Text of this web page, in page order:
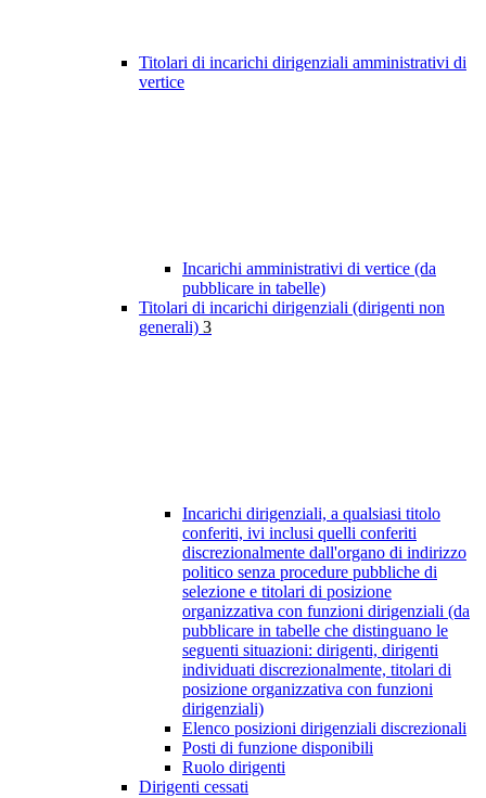
Titolari di incarichi dirigenziali amministrativi di
vertice
Incarichi amministrativi di vertice (da
pubblicare in tabelle)
Titolari di incarichi dirigenziali (dirigenti non
generali) 3
Incarichi dirigenziali, a qualsiasi titolo
conferiti, ivi inclusi quelli conferiti
discrezionalmente dall'organo di indirizzo
politico senza procedure pubbliche di
selezione e titolari di posizione
organizzativa con funzioni dirigenziali (da
pubblicare in tabelle che distinguano le
seguenti situazioni: dirigenti, dirigenti
individuati discrezionalmente, titolari di
posizione organizzativa con funzioni
dirigenziali)
Elenco posizioni dirigenziali discrezionali
Posti di funzione disponibili
Ruolo dirigenti
Dirigenti cessati